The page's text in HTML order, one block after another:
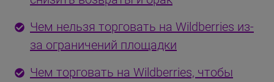
Чем нельзя торговать на Wildberries из-
за ограничений площадки
Чем торговать на Wildberries, чтобы